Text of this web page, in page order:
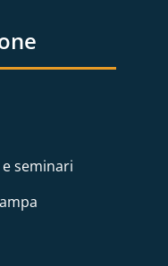
seminari